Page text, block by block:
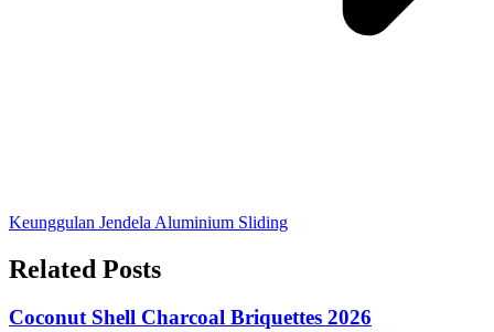
Keunggulan Jendela Aluminium Sliding
Related Posts
Coconut Shell Charcoal Briquettes 2026